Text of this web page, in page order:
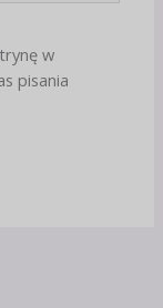
w
pisania